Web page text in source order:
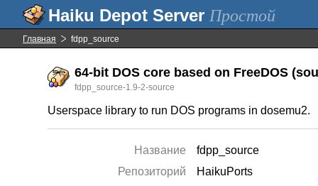
Простой
Главная fdpp_source
64-bit DOS core based on FreeDOS
fdpp_source-1.9-2-source
Userspace library to run DOS programs in dosemu2.
Название
fdpp_source
Репозиторий
HaikuPorts